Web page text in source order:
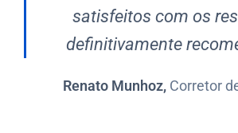
satisfeitos com os
definitivamente
Renato Munhoz, Corretor